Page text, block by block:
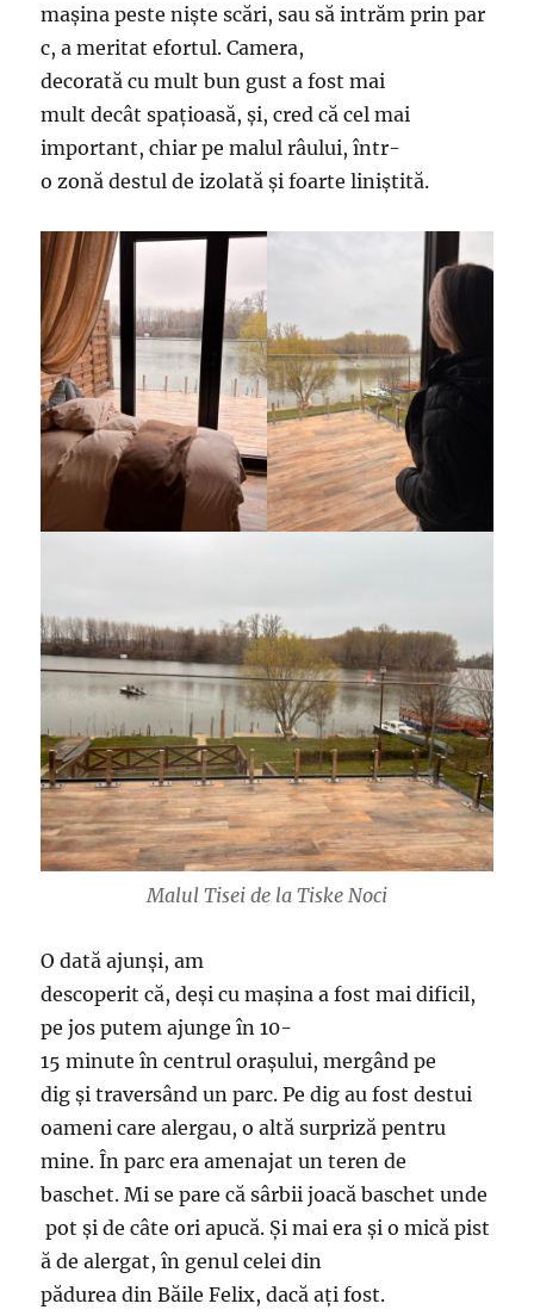
mașina peste niște scări, sau să intrăm prin par
c, a meritat efortul. Camera,
decorată cu mult bun gust a fost mai
mult decât spațioasă, și, cred că cel mai
important, chiar pe malul râului, într-
o zonă destul de izolată și foarte liniștită.
Malul Tisei de la Tiske Noci
O dată ajunși, am
descoperit că, deși cu mașina a fost mai dificil,
pe jos putem ajunge în 10-
15 minute în centrul orașului, mergând pe
dig și traversând un parc. Pe dig au fost destui
oameni care alergau, o altă surpriză pentru
mine. În parc era amenajat un teren de
baschet. Mi se pare că sârbii joacă baschet unde
pot și de câte ori apucă. Și mai era și o mică pist
ă de alergat, în genul celei din
pădurea din Băile Felix, dacă ați fost.